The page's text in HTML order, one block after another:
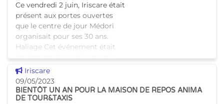
Ce vendredi 2 juin, Iriscare était
présent aux portes ouvertes
que le centre de jour Médori
organisait pour ses 30 ans.
Haliage Cet événement était
également l'occasion pour le
centre M�
Voir cette news
Iriscare
09/05/2023
BIENTÔT UN AN POUR LA MAISON DE REPOS ANIMA
DE TOUR&TAXIS